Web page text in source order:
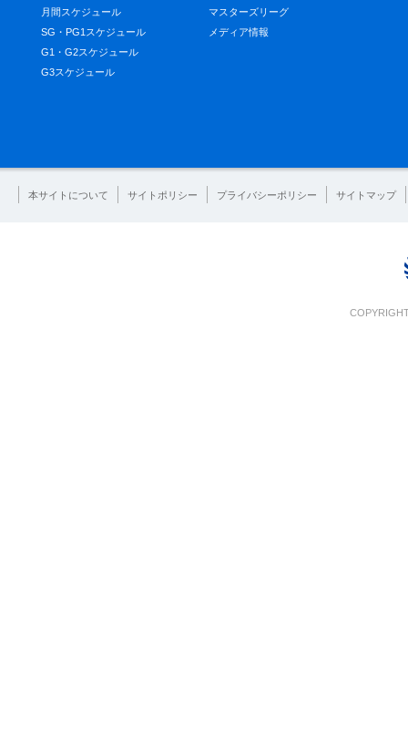
月間スケジュール
SG・PG1スケジュール
G1・G2スケジュール
G3スケジュール
マスターズリーグ
メディア情報
本サイトについて サイトポリシー プライバシーポリシー サイトマップ